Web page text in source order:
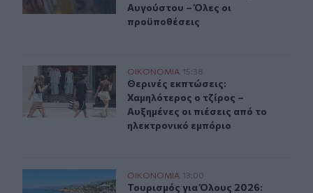
Αυγούστου – Όλες οι
προϋποθέσεις
Θερινές εκπτώσεις: Χαμηλότερος ο τζίρος – Αυξημένες
ΟΙΚΟΝΟΜΙΑ 15:38
Θερινές εκπτώσεις: Χαμηλότερος ο
Θερινές εκπτώσεις:
Χαμηλότερος ο τζίρος –
Αυξημένες οι πιέσεις από το
ηλεκτρονικό εμπόριο
Τουρισμός για Όλους 2026: Άνοιξε η πλατφόρμα για
ΟΙΚΟΝΟΜΙΑ 13:00
Τουρισμός για Όλους 2026:
Τουρισμός για Όλους 2026: